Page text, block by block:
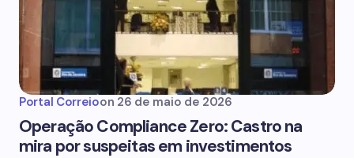
Portal Correioon 26 de maio de 2026
Operação Compliance Zero: Castro na
mira por suspeitas em investimentos